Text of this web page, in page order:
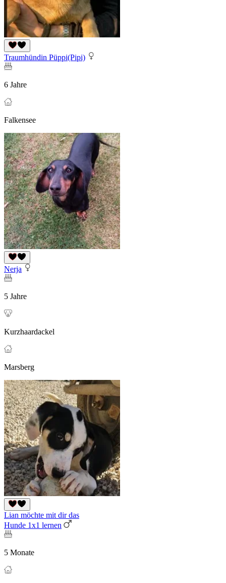
Traumhündin Püppi(Pipi)
6 Jahre
Falkensee
Nerja
5 Jahre
Kurzhaardackel
Marsberg
Lian möchte mit dir das
Hunde 1x1 lernen
5 Monate